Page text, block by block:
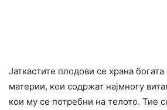
Јаткастите плодови се храна
материи, кои содржат најмногу
кои му се потребни на телото. Тие